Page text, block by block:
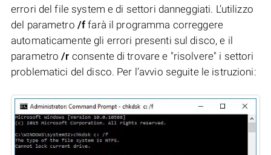
errori del file system e di settori danneggiati. L’utilizzo
del parametro /f farà il programma correggere
automaticamente gli errori presenti sul disco, e il
parametro /r consente di trovare e "risolvere" i settori
problematici del disco. Per l’avvio seguite le istruzioni: